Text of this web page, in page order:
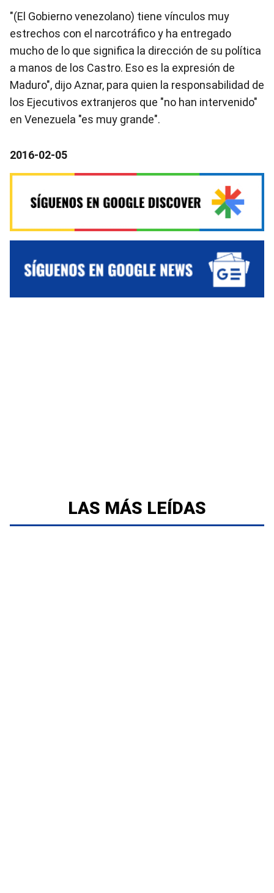
"(El Gobierno venezolano) tiene vínculos muy
estrechos con el narcotráfico y ha entregado
mucho de lo que significa la dirección de su política
a manos de los Castro. Eso es la expresión de
Maduro", dijo Aznar, para quien la responsabilidad de
los Ejecutivos extranjeros que "no han intervenido"
en Venezuela "es muy grande".
2016-02-05
LAS MÁS LEÍDAS